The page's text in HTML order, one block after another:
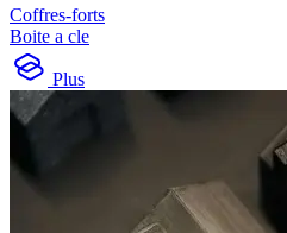
Coffres-forts
Boite a cle
Plus